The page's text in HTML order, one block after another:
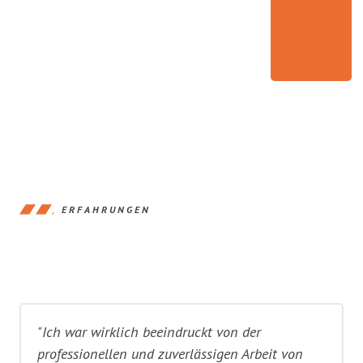
ERFAHRUNGEN
"Ich war wirklich beeindruckt von der
professionellen und zuverlässigen Arbeit von